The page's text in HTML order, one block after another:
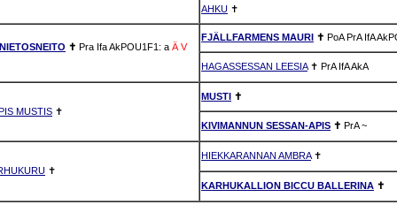
AHKU ✝
✝ Pra IfaAkPOU1F1: a Ä V
FJÄLLFARMENS MAURI ✝ PoA PrA IfA
HAGASSESSAN LEESIA✝ PrA IfAAkA
MUSTIS ✝
MUSTI ✝
KIVIMANNUN SESSAN-APIS ✝ PrA ~
✝
HIEKKARANNAN AMBRA✝
KARHUKALLION BICCU BALLERINA ✝